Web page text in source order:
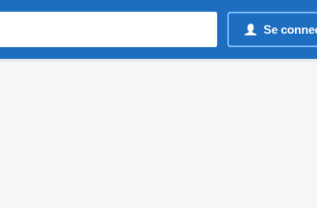
Se